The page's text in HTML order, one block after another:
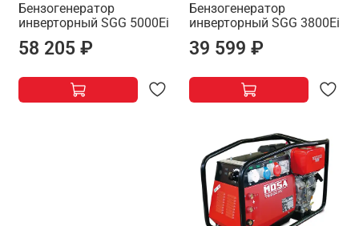
Бензогенератор
инверторный SGG 5000Ei
58 205 ₽
Бензогенератор
инверторный SGG 3800Ei
39 599 ₽